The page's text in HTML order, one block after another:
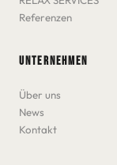
Referenzen
UNTERNEHMEN
Über uns
News
Kontakt